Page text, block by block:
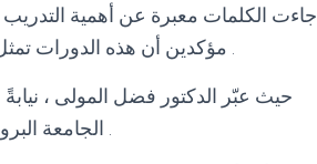
جاءت الكلمات معبرة عن أهمية التدريب
حيث عبّر الدكتور فضل المولى ، نيابةً